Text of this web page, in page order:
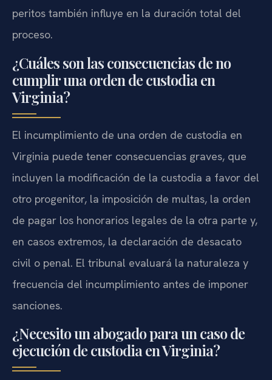
peritos también influye en la duración total del
proceso.
¿Cuáles son las consecuencias de no
cumplir una orden de custodia en
Virginia?
El incumplimiento de una orden de custodia en
Virginia puede tener consecuencias graves, que
incluyen la modificación de la custodia a favor del
otro progenitor, la imposición de multas, la orden
de pagar los honorarios legales de la otra parte y,
en casos extremos, la declaración de desacato
civil o penal. El tribunal evaluará la naturaleza y
frecuencia del incumplimiento antes de imponer
sanciones.
¿Necesito un abogado para un caso de
ejecución de custodia en Virginia?